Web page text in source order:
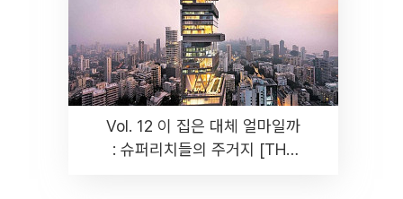
Vol. 12 이 집은 대체 얼마일까
: 슈퍼리치들의 주거지 [THE